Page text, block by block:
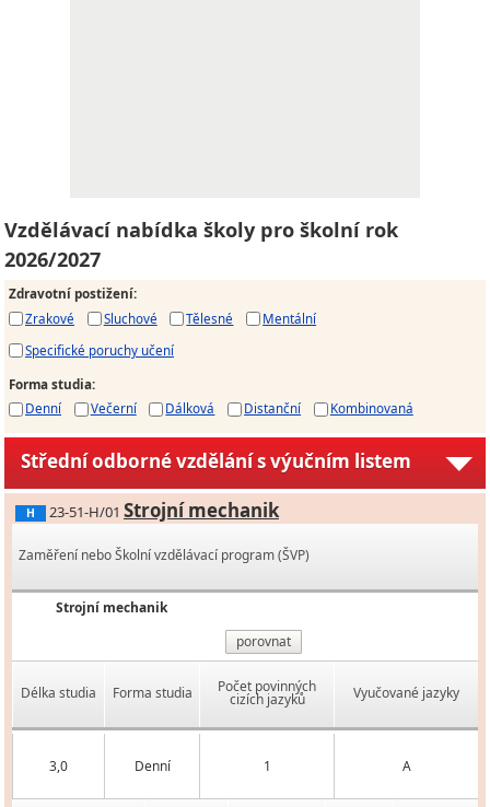
Vzdělávací nabídka školy pro školní rok
2026/2027
Zdravotní postižení:
Zrakové
Sluchové Tělesné
Mentální
Specifické poruchy učení
Forma studia:
Denní
Večerní Dálková Distanční Kombinovaná
Střední odborné vzdělání s výučním listem
H 23-51-H/01 Strojní mechanik
Zaměření nebo Školní vzdělávací program (ŠVP)
Strojní mechanik
porovnat
Délka studia Forma studia Počet povinných
cizích jazyků Vyučované jazyky
3,0 Denní 1 A